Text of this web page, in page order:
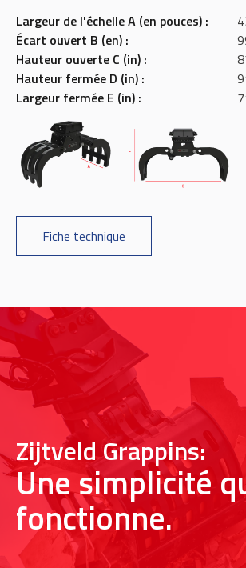
Largeur de l'échelle A (en pouces) :
Écart ouvert B (en) :
Hauteur ouverte C (in) :
Hauteur fermée D (in) :
Largeur fermée E (in) :
Fiche technique
Zijtveld Grappins:
Une simplicité
fonctionne.